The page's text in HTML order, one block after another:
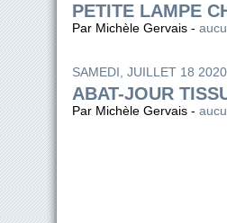
PETITE LAMPE
Par Michèle Gervais -
SAMEDI, JUILLET 18 2020
ABAT-JOUR
Par Michèle Gervais -